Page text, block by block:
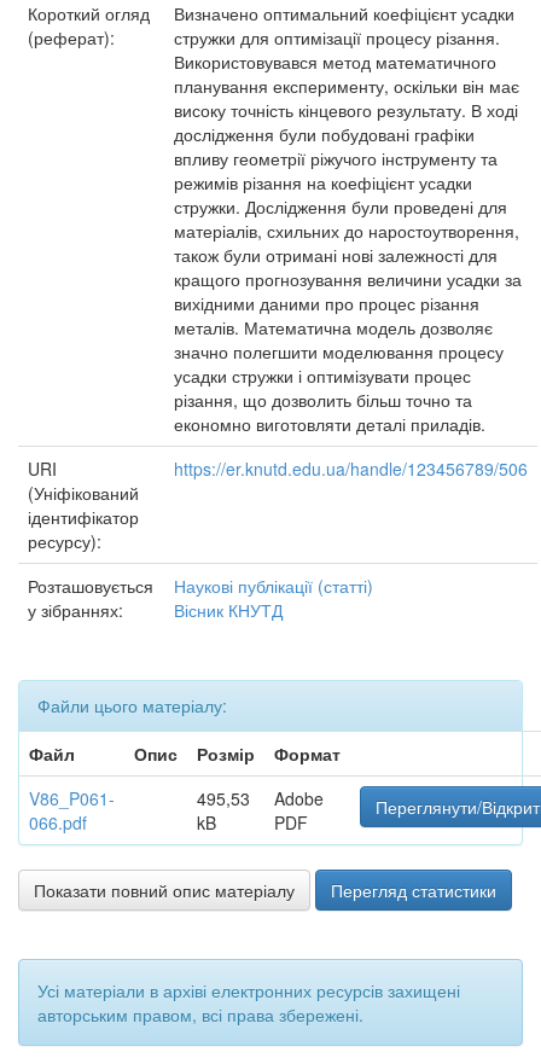
Короткий огляд
(реферат):
Визначено оптимальний коефіцієнт усадки
стружки для оптимізації процесу різання.
Використовувався метод математичного
планування експерименту, оскільки він має
високу точність кінцевого результату. В ході
дослідження були побудовані графіки
впливу геометрії ріжучого інструменту та
режимів різання на коефіцієнт усадки
стружки. Дослідження були проведені для
матеріалів, схильних до наростоутворення,
також були отримані нові залежності для
кращого прогнозування величини усадки за
вихідними даними про процес різання
металів. Математична модель дозволяє
значно полегшити моделювання процесу
усадки стружки і оптимізувати процес
різання, що дозволить більш точно та
економно виготовляти деталі приладів.
URI
(Уніфікований
ідентифікатор
ресурсу):
https://er.knutd.edu.ua/handle/123456789/506
Розташовується
у зібраннях:
Наукові публікації (статті)
Вісник КНУТД
Файли цього матеріалу:
Файл
Опис Розмір
Формат
V86_P061-
066.pdf
495,53
kB
Adobe
PDF
Переглянути/
Показати повний опис матеріалу Перегляд статистики
Усі матеріали в архіві електронних ресурсів захищені
авторським правом, всі права збережені.